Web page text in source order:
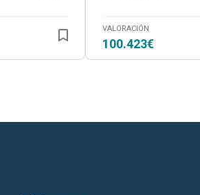
VALORACIÓN
100.423€